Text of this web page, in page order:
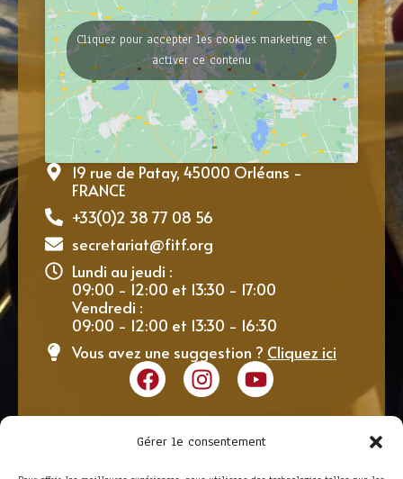
Gérer le consentement
Cliquez pour accepter les cookies marketing et
activer ce contenu
19 rue de Patay, 45000 Orléans -
FRANCE
+33(0)2 38 77 08 56
secretariat@fitf.org
Lundi au jeudi :
09:00 - 12:00 et 13:30 - 17:00
Vendredi :
09:00 - 12:00 et 13:30 - 16:30
Vous avez une suggestion ? Cliquez ici